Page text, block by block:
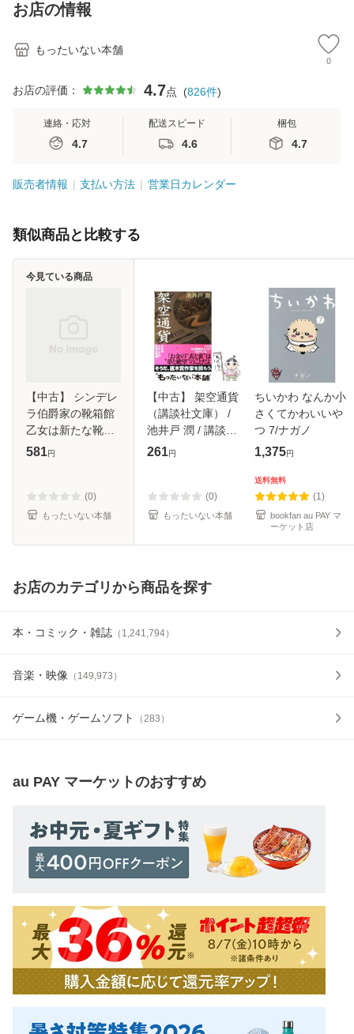
お店の情報
もったいない本舗
0
お店の評価： 4.7点 (826件)
連絡・応対
4.7
配送スピード
4.6
梱包
4.7
販売者情報 支払い方法 営業日カレンダー
類似商品と比較する
【中古】 シンデレ
ラ伯爵家の靴箱館
乙女は新たな靴を
履く （ビーズログ
[文庫]【メール便送
料無料】
581円
(0)
もったいない本舗
今見ている商品
【中古】 架空通貨
（講談社文庫） /
池井戸 潤 / 講談社
[文庫]【メール便送
261円
(0)
もったいない本舗
ちいかわ なんか小
さくてかわいいや
つ 7/ナガノ
1,375円
送料無料
(1)
bookfan au PAY マ
ーケット店
お店のカテゴリから商品を探す
本・コミック・雑誌 （ 1,241,794）
音楽・映像 （ 149,973 ）
ゲーム機・ゲームソフト （283 ）
au PAY マーケットのおすすめ